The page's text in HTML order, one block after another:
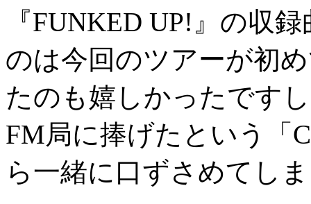
『FUNKED UP!』の収
のは今回のツアーが初
たのも嬉しかったです
FM局に捧げたという「
ら一緒に口ずさめてし